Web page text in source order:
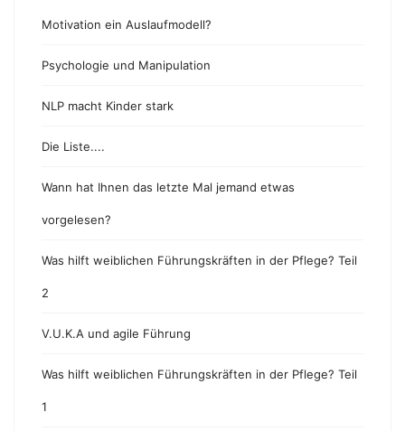
Motivation ein Auslaufmodell?
Psychologie und Manipulation
NLP macht Kinder stark
Die Liste....
Wann hat Ihnen das letzte Mal jemand etwas
vorgelesen?
Was hilft weiblichen Führungskräften in der Pflege? Teil
2
V.U.K.A und agile Führung
Was hilft weiblichen Führungskräften in der Pflege? Teil
1